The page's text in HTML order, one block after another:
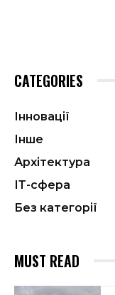
CATEGORIES
Інновації
Інше
Архітектура
ІТ-сфера
Без категорії
MUST READ